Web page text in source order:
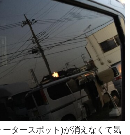
タースポット)が消えなくて気